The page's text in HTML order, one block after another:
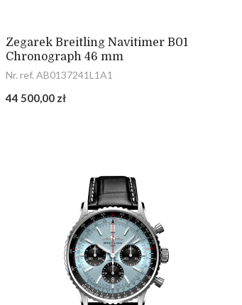
Zegarek Breitling Navitimer B01
Chronograph 46 mm
Nr. ref. AB0137241L1A1
44 500,00 zł